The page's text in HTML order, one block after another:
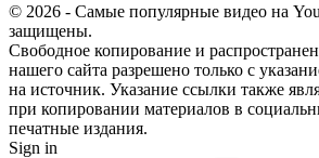
© 2026 - Самые популярные видео на
защищены.
Свободное копирование и
нашего сайта разрешено только с
на источник. Указание ссылки также
при копировании материалов в
печатные издания.
Sign in